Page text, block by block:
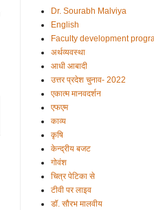
Dr. Sourabh Malviya
English
Faculty development
अर्थव्यवस्था
आधी आबादी
उत्तर प्रदेश चुनाव- 2022
एकात्म मानवदर्शन
एफएम
काव्य
कृषि
केन्द्रीय बजट
गोवंश
चित्र पेटिका से
टीवी पर लाइव
डॉ. सौरभ मालवीय